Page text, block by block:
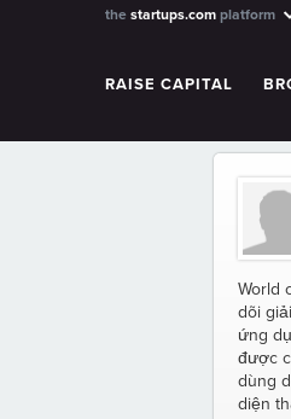
the startups.com platform
RAISE CAPITAL
World
dõi
ứng
được
dùng
diện